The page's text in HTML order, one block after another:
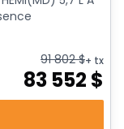
91 802$+ tx
83 552 $